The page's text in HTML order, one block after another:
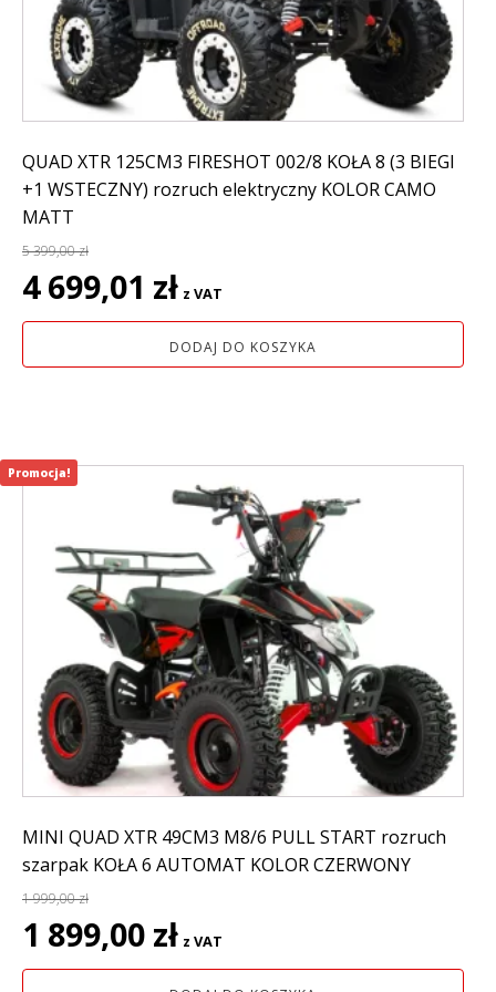
QUAD XTR 125CM3 FIRESHOT 002/8 KOŁA 8 (3 BIEGI
+1 WSTECZNY) rozruch elektryczny KOLOR CAMO
MATT
5 399,00zł
Pierwotna
cena
wynosiła:
4 699,01 zł cena
wynosi:
4
z VAT
DODAJ DO KOSZYKA
MINI QUAD XTR 49CM3 M8/6 PULL START rozruch
szarpak KOŁA 6 AUTOMAT KOLOR CZERWONY
1 999,00zł
Pierwotna
cena
wynosiła:
1 899,00 zł cena
wynosi:
z VAT
Promocja!